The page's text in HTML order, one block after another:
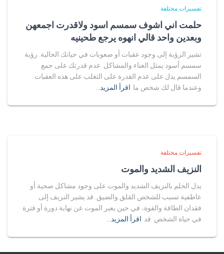
تفسيرات مختلفة
حلمت اني اشوف سمسم اسود ولاقدرت اجمعهن
وبعدين واحد قالي انهوه يرجع طحينيه
تشير الرؤية إلى وجود عقبات أو صعوبات في حياتك الحالية. رؤية
سمسم أسود يمثل العناء والمشاكل. عدم قدرتك على جمع
السمسم يدل على عدم القدرة على التغلب على هذه العقبات.
وعندما قال لك شخص ما اقرأ المزيد…
تفسيرات مختلفة
النزيف الشديد والموت
يدل الحلم بالنزيف الشديد والموت على وجود مشاكل صحية أو
عاطفية تسبب للشخص القلق والضيق. قد يشير النزيف إلى
فقدان الطاقة والقوة، في حين يعبر الموت عن نهاية دورة أو فترة
في حياة الشخص. قد اقرأ المزيد…